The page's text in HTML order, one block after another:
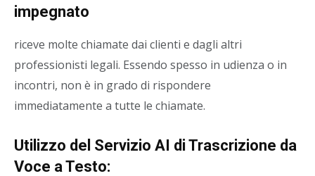
impegnato
riceve molte chiamate dai clienti e dagli altri
professionisti legali. Essendo spesso in udienza o in
incontri, non è in grado di rispondere
immediatamente a tutte le chiamate.
Utilizzo del Servizio AI di Trascrizione da
Voce a Testo: